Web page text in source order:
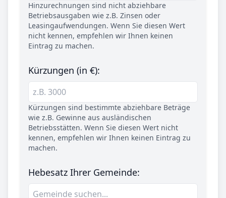
Hinzurechnungen sind nicht abziehbare
Betriebsausgaben wie z.B. Zinsen oder
Leasingaufwendungen. Wenn Sie diesen Wert
nicht kennen, empfehlen wir Ihnen keinen
Eintrag zu machen.
Kürzungen (in €):
Kürzungen sind bestimmte abziehbare Beträge
wie z.B. Gewinne aus ausländischen
Betriebsstätten. Wenn Sie diesen Wert nicht
kennen, empfehlen wir Ihnen keinen Eintrag zu
machen.
Hebesatz Ihrer Gemeinde: